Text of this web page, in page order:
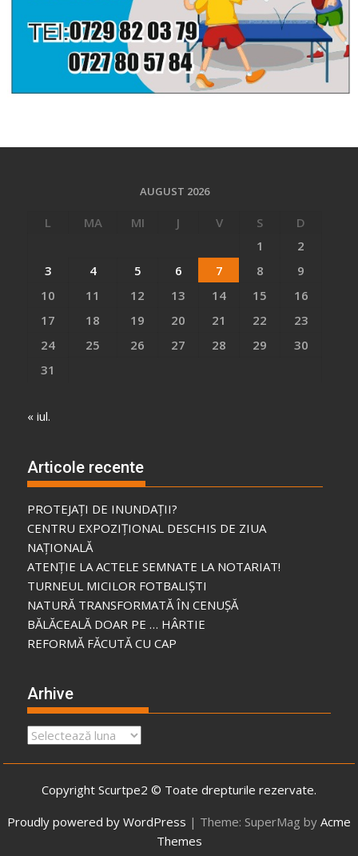
AUGUST 2026
L MA MI J V S
D
1
2
3
4 5 6 7 8
9
10
11 12 13 14 15
16
17
18 19 20 21 22
23
24
25 26 27 28 29
30
31
« iul.
Articole recente
PROTEJAȚI DE INUNDAȚII?
CENTRU EXPOZIȚIONAL DESCHIS DE ZIUA
NAȚIONALĂ
ATENȚIE LA ACTELE SEMNATE LA NOTARIAT!
TURNEUL MICILOR FOTBALIȘTI
NATURĂ TRANSFORMATĂ ÎN CENUȘĂ
BĂLĂCEALĂ DOAR PE … HÂRTIE
REFORMĂ FĂCUTĂ CU CAP
Arhive
Arhive
Copyright Scurtpe2 © Toate drepturile rezervate.
Proudly powered by WordPress | Theme: SuperMag by Acme
Themes